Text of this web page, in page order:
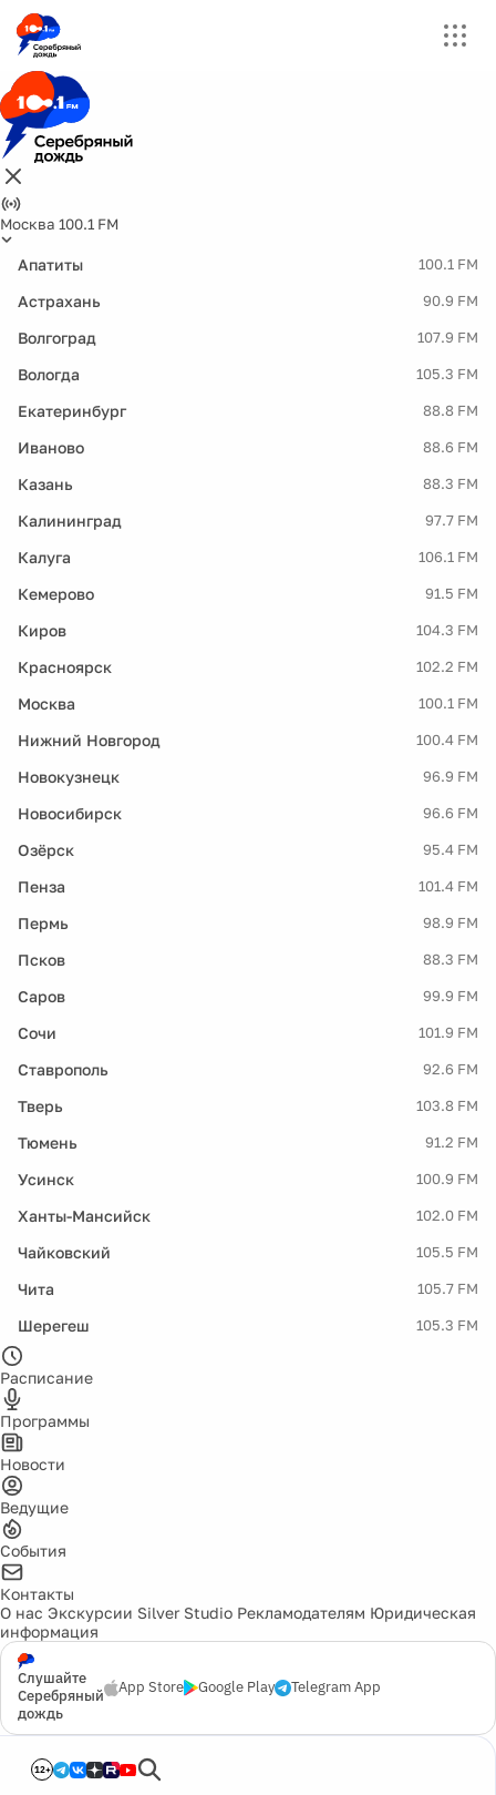
Москва 100.1 FM
Апатиты 100.1 FM
Астрахань 90.9 FM
Волгоград 107.9 FM
Вологда 105.3 FM
Екатеринбург 88.8 FM
Иваново 88.6 FM
Казань 88.3 FM
Калининград 97.7 FM
Калуга 106.1 FM
Кемерово 91.5 FM
Киров 104.3 FM
Красноярск 102.2 FM
Москва 100.1 FM
Нижний Новгород 100.4 FM
Новокузнецк 96.9 FM
Новосибирск 96.6 FM
Озёрск 95.4 FM
Пенза 101.4 FM
Пермь 98.9 FM
Псков 88.3 FM
Саров 99.9 FM
Сочи 101.9 FM
Ставрополь 92.6 FM
Тверь 103.8 FM
Тюмень 91.2 FM
Усинск 100.9 FM
Ханты-Мансийск 102.0 FM
Чайковский 105.5 FM
Чита 105.7 FM
Шерегеш 105.3 FM
Расписание
Программы
Новости
Ведущие
События
Контакты
О нас Экскурсии Silver Studio Рекламодателям Юридическая
информация
Слушайте
Серебряный
дождь
App Store Google Play Telegram App
12+